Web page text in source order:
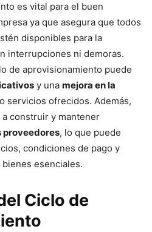
es vital para el buen
ya que asegura que todos
disponibles para la
interrupciones ni demoras.
de aprovisionamiento puede
y una mejora en la
servicios ofrecidos. Además,
construir y mantener
proveedores, lo que puede
condiciones de pago y
esenciales.
Ciclo de